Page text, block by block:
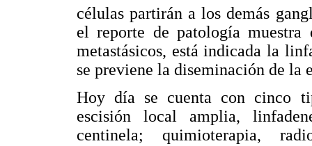
células partirán a los demás
el reporte de patología
metastásicos, está indicada la
se previene la diseminación de la
Hoy día se cuenta con cinco
escisión local amplia,
centinela; quimioterapia,